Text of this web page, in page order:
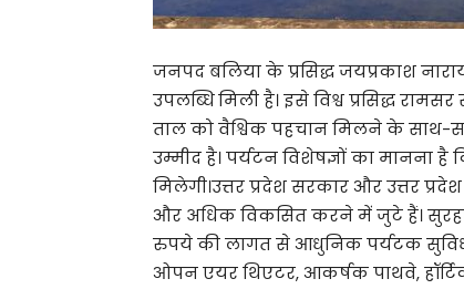
जनपद बलिया के प्रसिद्ध जयप्रकाश
उपलब्धि मिली है। इसे विश्व प्रसिद्ध
ताल को वैश्विक पहचान मिलने के साथ-
उम्मीद है। पर्यटन विशेषज्ञों का मानना
मिलेगी।उत्तर प्रदेश सरकार और उत्तर
और अधिक विकसित करने में जुटे हैं।
रुपये की लागत से आधुनिक पर्यटक
ओपन एयर थिएटर, आकर्षक पाथवे,